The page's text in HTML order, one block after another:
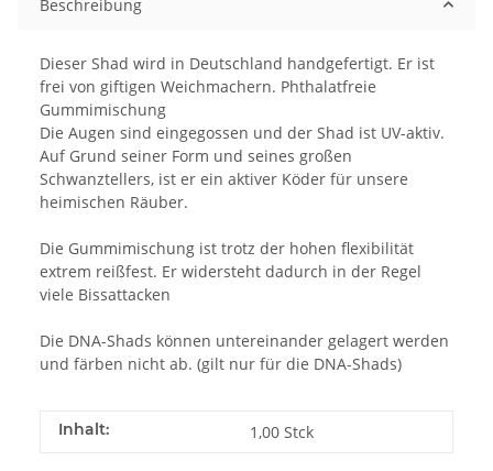
Beschreibung
Dieser Shad wird in Deutschland handgefertigt. Er ist
frei von giftigen Weichmachern. Phthalatfreie
Gummimischung
Die Augen sind eingegossen und der Shad ist UV-aktiv.
Auf Grund seiner Form und seines großen
Schwanztellers, ist er ein aktiver Köder für unsere
heimischen Räuber.
Die Gummimischung ist trotz der hohen flexibilität
extrem reißfest. Er widersteht dadurch in der Regel
viele Bissattacken
Die DNA-Shads können untereinander gelagert werden
und färben nicht ab. (gilt nur für die DNA-Shads)
Inhalt: 1,00 Stck